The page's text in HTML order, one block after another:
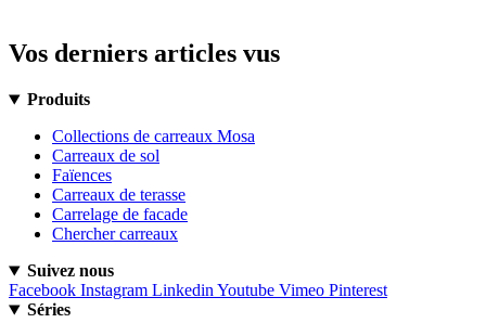
Vos derniers articles vus
Produits
Collections de carreaux Mosa
Carreaux de sol
Faïences
Carreaux de terasse
Carrelage de facade
Chercher carreaux
Suivez nous
Facebook Instagram Linkedin Youtube Vimeo Pinterest
Séries